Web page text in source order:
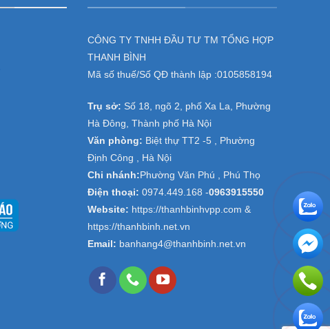
CÔNG TY TNHH ĐẦU TƯ TM TỔNG HỢP
THANH BÌNH
Mã số thuế/Số QĐ thành lập :0105858194
Trụ sở: Số 18, ngõ 2, phố Xa La, Phường
Hà Đông, Thành phố Hà Nội
Văn phòng: Biệt thự TT2 -5 , Phường
Định Công , Hà Nội
Chi nhánh: Phường Văn Phú , Phú Thọ
Điện thoại: 0974.449.168 -0963915550
Website: https://thanhbinhvpp.com &
https://thanhbinh.net.vn
Email: banhang4@thanhbinh.net.vn